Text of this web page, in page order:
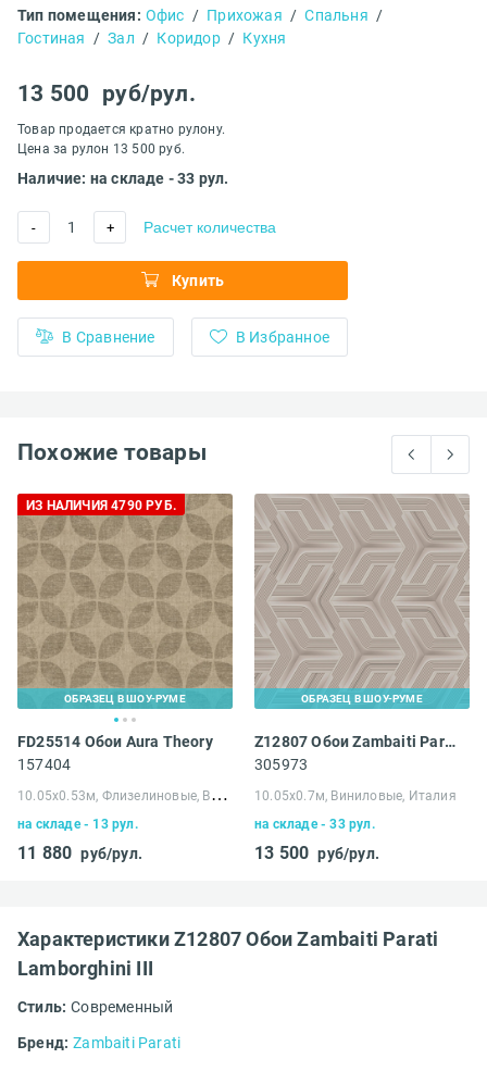
Тип помещения: Офис / Прихожая / Спальня /
Гостиная
/ Зал / Коридор / Кухня
13 500 руб/рул.
Товар продается кратно рулону.
Цена за рулон 13 500 руб.
Наличие: на складе - 33 рул.
- 1 + Расчет количества
Купить
В Сравнение В Избранное
Похожие товары
ОБРАЗЕЦ В ШОУ-РУМЕ
ИЗ НАЛИЧИЯ 4790 РУБ.
FD25514 Обои Aura Theory
157404
1
0.05х0.53м, Флизелиновые, Великобритания
на складе - 13 рул.
11 880 руб/рул.
ОБРАЗЕЦ В ШОУ-РУМЕ
Z12807 Обои Zambaiti Parati Lamborghini III
305973
10.05х0.7м, Виниловые, Италия
на складе - 33 рул.
13 500 руб/рул.
Характеристики Z12807 Обои Zambaiti Parati
Lamborghini III
Стиль: Современный
Бренд: Zambaiti Parati